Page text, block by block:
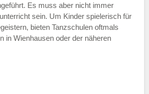
Es muss aber nicht immer
sein. Um Kinder spielerisch für
bieten Tanzschulen oftmals
in Wienhausen oder der näheren